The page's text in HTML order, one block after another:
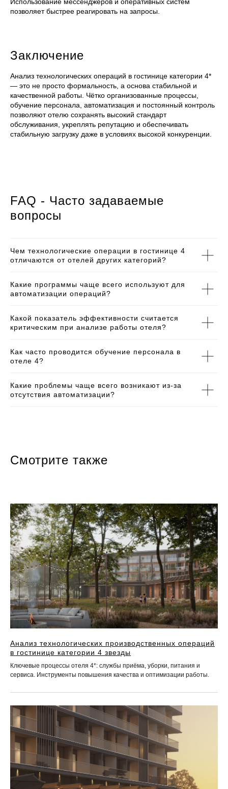
позволяет быстрее реагировать на запросы.
Заключение
Анализ технологических операций в гостинице категории 4*
— это не просто формальность, а основа стабильной и
качественной работы. Чётко организованные процессы,
обучение персонала, автоматизация и постоянный контроль
позволяют отелю сохранять высокий стандарт
обслуживания, укреплять репутацию и обеспечивать
стабильную загрузку даже в условиях высокой конкуренции.
FAQ - Часто задаваемые
вопросы
Чем технологические операции в гостинице 4
отличаются от отелей других категорий?
Какие программы чаще всего используют для
автоматизации операций?
Какой показатель эффективности считается
критическим при анализе работы отеля?
Как часто проводится обучение персонала в
отеле 4?
Какие проблемы чаще всего возникают из-за
отсутствия автоматизации?
Смотрите также
Анализ технологических производственных операций
в гостинице категории 4 звезды
Ключевые процессы отеля 4*: службы приёма, уборки, питания и
сервиса. Инструменты повышения качества и оптимизации работы.
Политика в отношении обработки персональных данных